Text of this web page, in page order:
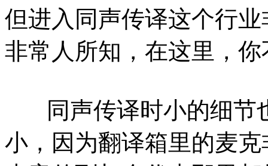
但进入同声传译这个行
非常人所知，在这里，
同声传译时小的细节
小，因为翻译箱里的麦